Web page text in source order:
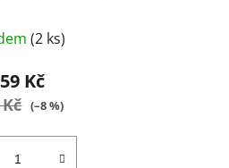
(2 ks)
Kč
(–8 %)